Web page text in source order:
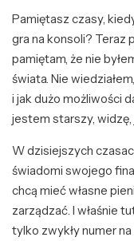
Pamiętasz czasy,
gra na konsoli? Teraz
pamiętam, że nie
świata. Nie
i jak dużo możliwości
jestem starszy, widzę,
W dzisiejszych
świadomi swojego
chcą mieć własne
zarządzać. I właśnie
tylko zwykły numer